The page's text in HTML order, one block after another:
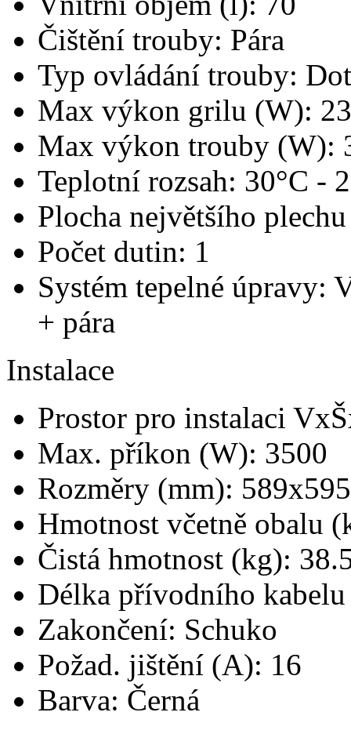
Čištění trouby: Pára
Typ ovládání trouby:
Max výkon grilu (W):
Max výkon trouby (W):
Teplotní rozsah: 30°C -
Plocha největšího
Počet dutin: 1
Systém tepelné úpravy:
+ pára
Instalace
Prostor pro instalaci
Max. příkon (W): 3500
Rozměry (mm):
Hmotnost včetně obalu
Čistá hmotnost (kg):
Délka přívodního
Zakončení: Schuko
Požad. jištění (A): 16
Barva: Černá